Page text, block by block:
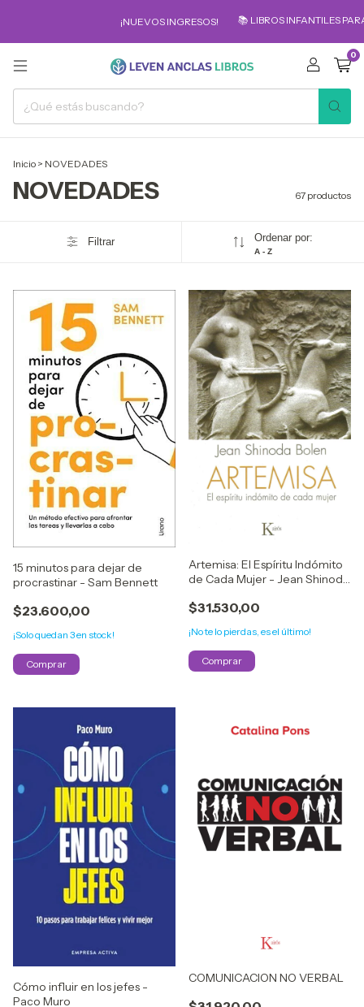
¡NUEVOS INGRESOS! 📚 LIBROS INFANTILES PARA LOS MÁS
0
Inicio > NOVEDADES
NOVEDADES 67 productos
Filtrar Ordenar por:
A - Z
15 minutos para dejar de
procrastinar - Sam Bennett
$23.600,00
¡Solo quedan 3en stock!
Artemisa: El Espíritu Indómito
de Cada Mujer - Jean Shinoda
$31.530,00
¡No te lo pierdas, es el último!
Cómo influir en los jefes -
Paco Muro
COMUNICACION NO VERBAL